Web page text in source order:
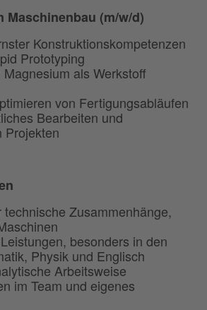
Maschinenbau (m/w/d)
Konstruktionskompetenzen
Prototyping
als Werkstoff
von Fertigungsabläufen
Bearbeiten und
Projekten
Zusammenhänge,
besonders in den
Physik und Englisch
Arbeitsweise
im Team und eigenes